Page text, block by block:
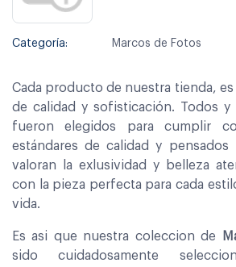
Categoría: Marcos de Fotos
Cada producto de nuestra tienda,
de calidad y sofisticación. Todos y
fueron elegidos para cumplir
estándares de calidad y pensados
valoran la exlusividad y belleza
con la pieza perfecta para cada
vida.
Es asi que nuestra coleccion de
sido cuidadosamente